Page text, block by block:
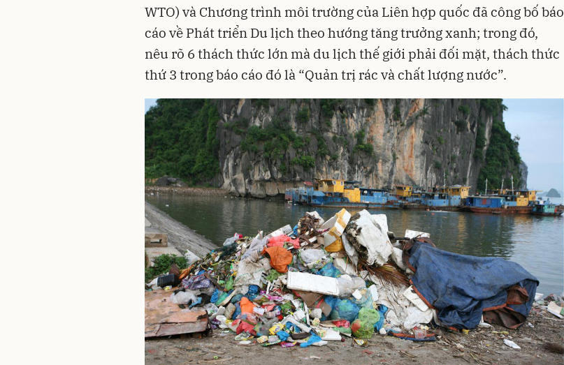
WTO) và Chương trình môi trường của Liên hợp quốc đã công bố báo
cáo về Phát triển Du lịch theo hướng tăng trưởng xanh; trong đó,
nêu rõ 6 thách thức lớn mà du lịch thế giới phải đối mặt, thách thức
thứ 3 trong báo cáo đó là “Quản trị rác và chất lượng nước”.